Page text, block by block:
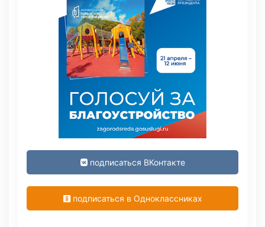
подписаться ВКонтакте
подписаться в Одноклассниках